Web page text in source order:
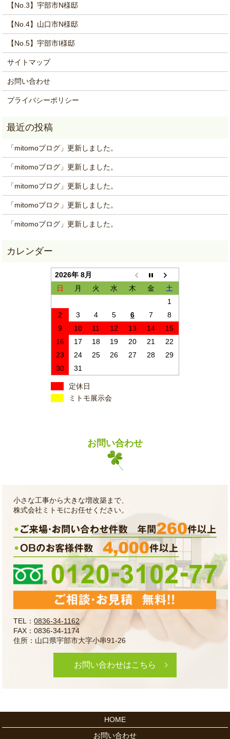
【No.3】宇部市N様邸
【No.4】山口市N様邸
【No.5】宇部市I様邸
サイトマップ
お問い合わせ
プライバシーポリシー
「mitomoブログ」更新しました。
「mitomoブログ」更新しました。
「mitomoブログ」更新しました。
「mitomoブロク」更新しました。
「mitomoブログ」更新しました。
2026年 8月
日
月 火 水 木 金
土
1
2
3 4 5 6 7
8
9
10 11 12 13 14
15
16
17 18 19 20 21
22
23
24 25 26 27 28
29
30
31
定休日
ミトモ展示会
お問い合わせ
小さな工事から大きな増改築まで、
株式会社ミトモにお任せください。
TEL：0836-34-1162
FAX：0836-34-1174
住所：山口県宇部市大字小串91-26
お問い合わせはこちら
HOME
お問い合わせ